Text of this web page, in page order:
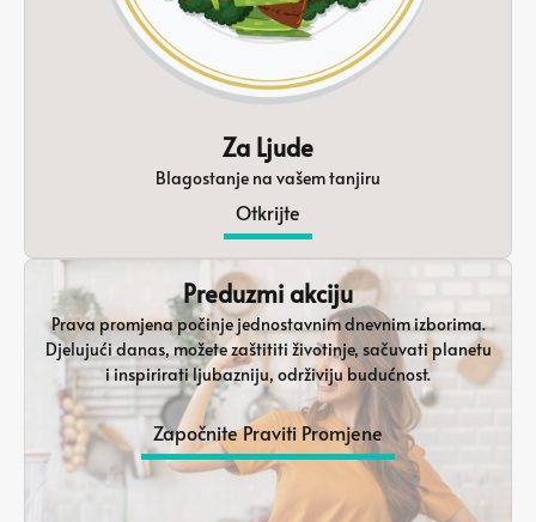
Za Ljude
Blagostanje na vašem tanjiru
Otkrijte
Preduzmi akciju
Prava promjena počinje jednostavnim dnevnim izborima.
Djelujući danas, možete zaštititi životinje, sačuvati planetu
i inspirirati ljubazniju, održiviju budućnost.
Započnite Praviti Promjene